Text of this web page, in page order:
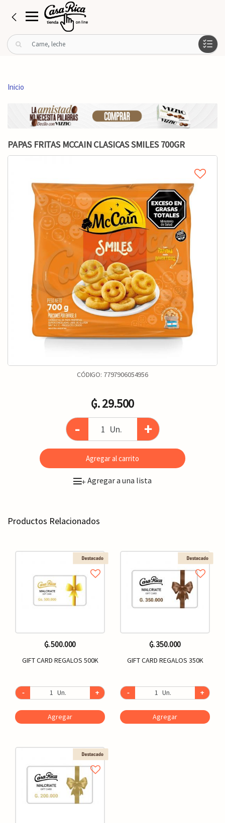
B
u
r
Inicio
PAPAS FRITAS MCCAIN CLASICAS SMILES 700GR
CÓDIGO: 7797906054956
₲. 29.500
- Un. +
Agregar al carrito
+Agregar a una lista
Productos Relacionados
₲. 500.000
GIFT CARD REGALOS 500K
- Un. +
Agregar
₲. 350.000
GIFT CARD REGALOS 350K
- Un. +
Agregar